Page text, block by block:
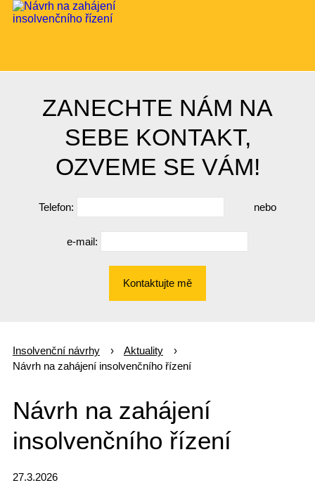
ZANECHTE NÁM NA
SEBE KONTAKT,
OZVEME SE VÁM!
Telefon: nebo
e-mail:
Kontaktujte mě
Insolvenční návrhy
Aktuality
Návrh na zahájení insolvenčního řízení
Návrh na zahájení
insolvenčního řízení
27.3.2026